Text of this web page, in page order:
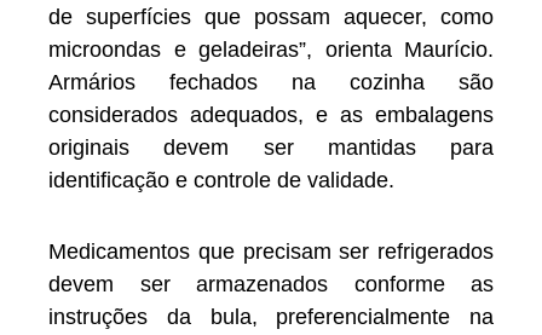
de superfícies que possam aquecer, como
microondas e geladeiras”, orienta Maurício.
Armários fechados na cozinha são
considerados adequados, e as embalagens
originais devem ser mantidas para
identificação e controle de validade.
Medicamentos que precisam ser refrigerados
devem ser armazenados conforme as
instruções da bula, preferencialmente na